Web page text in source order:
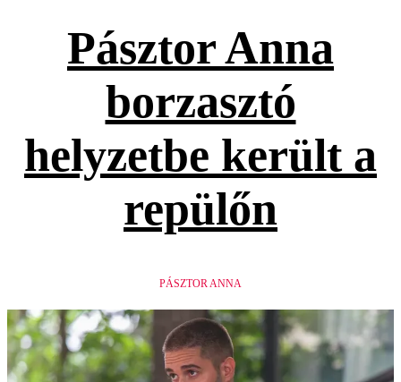
Pásztor Anna
borzasztó
helyzetbe került a
repülőn
PÁSZTOR ANNA